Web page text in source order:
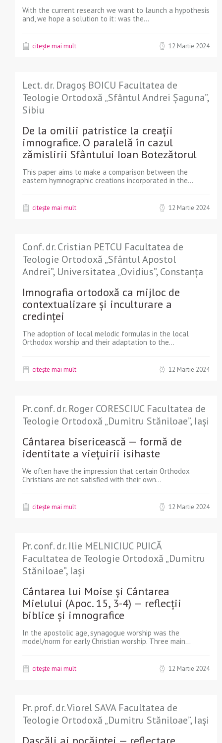
With the current research we want to launch a hypothesis
and, we hope a solution to it: was the...
citește mai mult 12 Martie 2024
Lect. dr. Dragoș BOICU Facultatea de
Teologie Ortodoxă „Sfântul Andrei Şaguna”,
Sibiu
De la omilii patristice la creaţii
imnografice. O paralelă în cazul
zămislirii Sfântului Ioan Botezătorul
This paper aims to make a comparison between the
eastern hymnographic creations incorporated in the...
citește mai mult 12 Martie 2024
Conf. dr. Cristian PETCU Facultatea de
Teologie Ortodoxă „Sfântul Apostol
Andrei”, Universitatea „Ovidius”, Constanța
Imnografia ortodoxă ca mijloc de
contextualizare și inculturare a
credinței
The adoption of local melodic formulas in the local
Orthodox worship and their adaptation to the...
citește mai mult 12 Martie 2024
Pr. conf. dr. Roger CORESCIUC Facultatea de
Teologie Ortodoxă „Dumitru Stăniloae”, Iași
Cântarea bisericească — formă de
identitate a vieţuirii isihaste
We often have the impression that certain Orthodox
Christians are not satisfied with their own...
citește mai mult 12 Martie 2024
Pr. conf. dr. Ilie MELNICIUC PUICĂ
Facultatea de Teologie Ortodoxă „Dumitru
Stăniloae”, Iași
Cântarea lui Moise și Cântarea
Mielului (Apoc. 15, 3-4) — reflecții
biblice şi imnografice
In the apostolic age, synagogue worship was the
model/norm for early Christian worship. Three main...
citește mai mult 12 Martie 2024
Pr. prof. dr. Viorel SAVA Facultatea de
Teologie Ortodoxă „Dumitru Stăniloae”, Iași